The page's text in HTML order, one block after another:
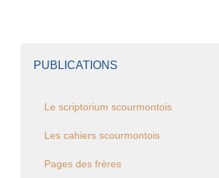
PUBLICATIONS
Le scriptorium scourmontois
Les cahiers scourmontois
Pages des frères